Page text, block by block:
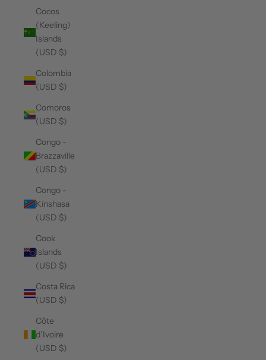
Cocos
(Keeling)
Islands
(USD $)
Colombia
(USD $)
Comoros
(USD $)
Congo -
Brazzaville
(USD $)
Congo -
Kinshasa
(USD $)
Cook
Islands
(USD $)
Costa Rica
(USD $)
Côte
d’Ivoire
(USD $)